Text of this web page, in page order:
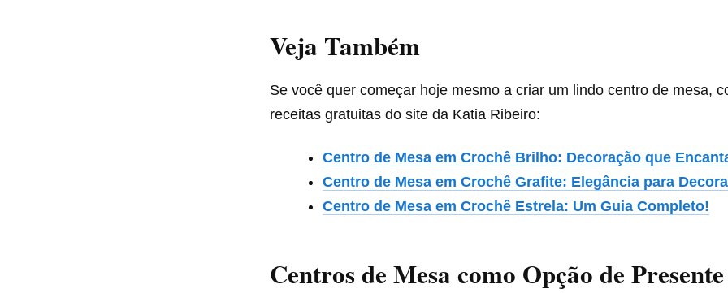
Veja Também
Se você quer começar hoje mesmo a criar um lindo centro de mesa,
receitas gratuitas do site da Katia Ribeiro:
Centro de Mesa em Crochê Brilho: Decoração que
Centro de Mesa em Crochê Grafite: Elegância para
Centro de Mesa em Crochê Estrela: Um Guia Completo!
Centros de Mesa como Opção de